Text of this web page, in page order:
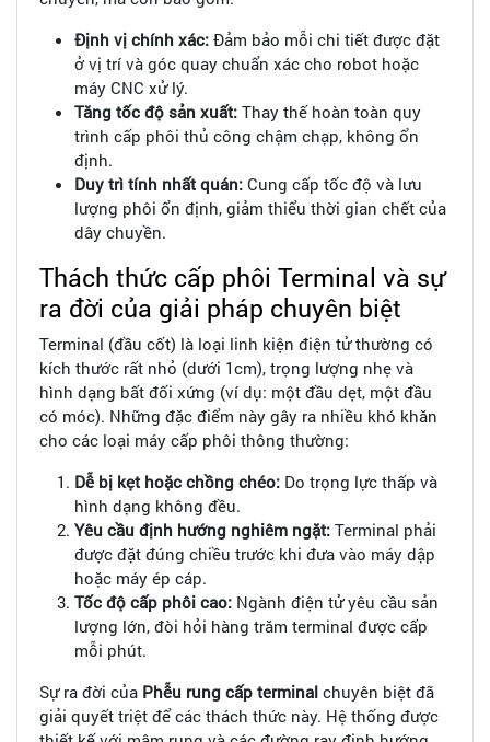
Định vị chính xác: Đảm bảo mỗi chi tiết được đặt
ở vị trí và góc quay chuẩn xác cho robot hoặc
máy CNC xử lý.
Tăng tốc độ sản xuất: Thay thế hoàn toàn quy
trình cấp phôi thủ công chậm chạp, không ổn
định.
Duy trì tính nhất quán: Cung cấp tốc độ và lưu
lượng phôi ổn định, giảm thiểu thời gian chết của
dây chuyền.
Thách thức cấp phôi Terminal và sự
ra đời của giải pháp chuyên biệt
Terminal (đầu cốt) là loại linh kiện điện tử thường có
kích thước rất nhỏ (dưới 1cm), trọng lượng nhẹ và
hình dạng bất đối xứng (ví dụ: một đầu dẹt, một đầu
có móc). Những đặc điểm này gây ra nhiều khó khăn
cho các loại máy cấp phôi thông thường:
Dễ bị kẹt hoặc chồng chéo: Do trọng lực thấp và
hình dạng không đều.
Yêu cầu định hướng nghiêm ngặt: Terminal phải
được đặt đúng chiều trước khi đưa vào máy dập
hoặc máy ép cáp.
Tốc độ cấp phôi cao: Ngành điện tử yêu cầu sản
lượng lớn, đòi hỏi hàng trăm terminal được cấp
mỗi phút.
Sự ra đời của Phễu rung cấp terminal chuyên biệt đã
giải quyết triệt để các thách thức này. Hệ thống được